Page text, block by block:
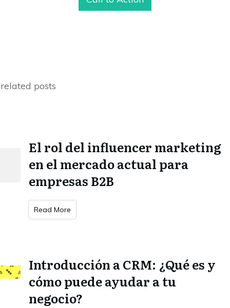
related posts
El rol del influencer marketing
en el mercado actual para
empresas B2B
Read More
Introducción a CRM: ¿Qué es y
cómo puede ayudar a tu
negocio?